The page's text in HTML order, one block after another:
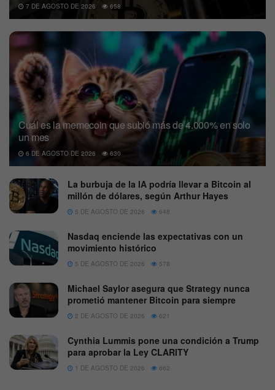
7 DE AGOSTO DE 2026 658
Cuál es la memecoin que subió más de 4.000% en solo
un mes
6 DE AGOSTO DE 2026 630
La burbuja de la IA podría llevar a Bitcoin al
millón de dólares, según Arthur Hayes
5 DE AGOSTO DE 2026 648
Nasdaq enciende las expectativas con un
movimiento histórico
5 DE AGOSTO DE 2026 578
Michael Saylor asegura que Strategy nunca
prometió mantener Bitcoin para siempre
2 DE AGOSTO DE 2026 621
Cynthia Lummis pone una condición a Trump
para aprobar la Ley CLARITY
1 DE AGOSTO DE 2026 662